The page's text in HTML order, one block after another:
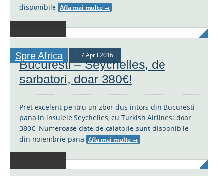
disponibile Afla mai multe →
Spre Africa 7 April 2016
Bucuresti – Seychelles, de
sarbatori, doar 380€!
Pret excelent pentru un zbor dus-intors din Bucuresti
pana in insulele Seychelles, cu Turkish Airlines: doar
380€! Numeroase date de calatorie sunt disponibile
din noiembrie pana Afla mai multe →